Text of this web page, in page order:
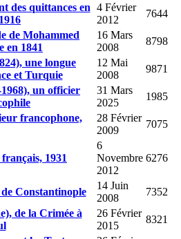
des quittances en 4 Février
2012
7644
de Mohammed
en 1841
16 Mars
2008
8798
une longue
et Turquie
12 Mai
2008
9871
un officier
31 Mars
2025
1985
francophone,
28 Février
2009
7075
1931
6
Novembre
2012
6276
Constantinople
14 Juin
2008
7352
de la Crimée à
26 Février
2015
8321